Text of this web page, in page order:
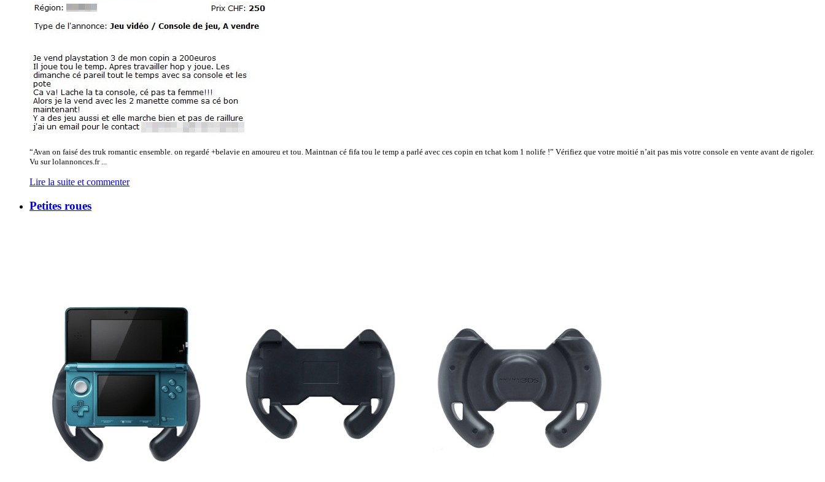
“Avan on faisé des truk romantic ensemble. on regardé +belavie en amoureu et tou. Maintnan cé fifa tou le temp a parlé avec ces copin en tchat kom 1 nolife !” Vérifiez que votre moitié n’ait pas mis votre console en vente avant de rigoler.
Vu sur lolannonces.fr ...
Lire la suite et commenter
Petites roues